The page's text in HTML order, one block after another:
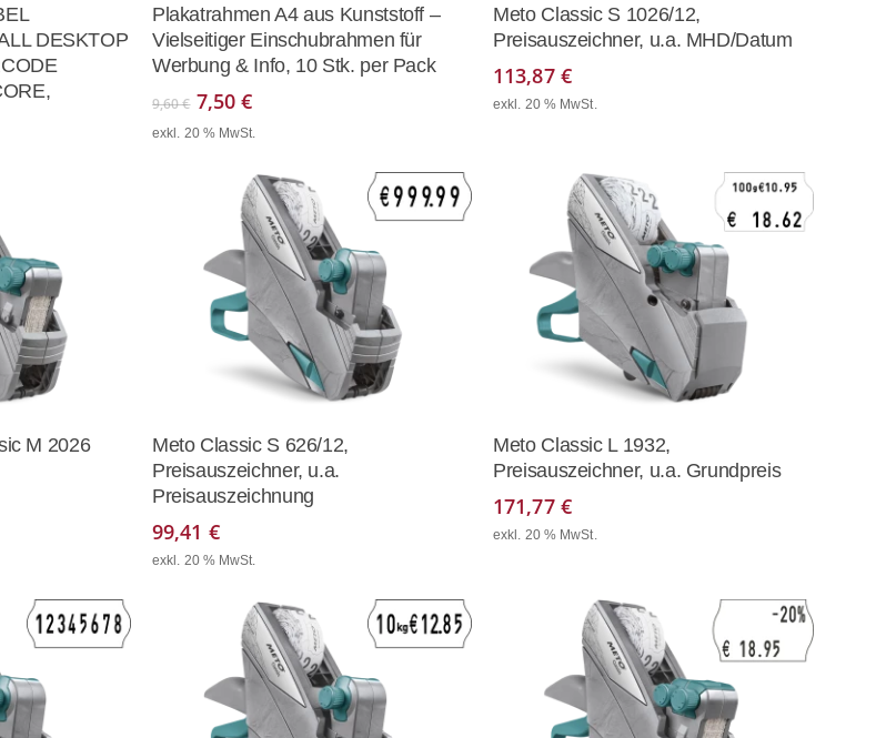
DESKTOP
In Den Warenkorb
Plakatrahmen A4 aus Kunststoff –
Vielseitiger Einschubrahmen für
Werbung & Info, 10 Stk. per Pack
9,60€ Ursprünglicher
Preis
7,50€Aktueller
Preis
7,50 €.
exkl. 20 % MwSt.
In Den Warenkorb
Meto Classic S 1026/12,
Preisauszeichner, u.a. MHD/Datum
113,87 €
exkl. 20 % MwSt.
M 2026 In Den Warenkorb
Meto Classic S 626/12,
Preisauszeichner, u.a.
Preisauszeichnung
99,41 €
exkl. 20 % MwSt.
In Den Warenkorb
Meto Classic L 1932,
Preisauszeichner, u.a. Grundpreis
171,77 €
exkl. 20 % MwSt.